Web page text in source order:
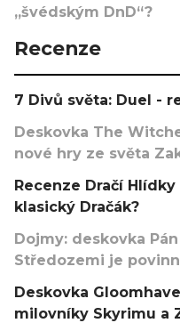
„švédským DnD“?
Recenze
7 Divů světa: Duel -
Deskovka The
nové hry ze světa
Recenze Dračí
klasický Dračák?
Dojmy: deskovka
Středozemi je
Deskovka
milovníky Skyrimu a